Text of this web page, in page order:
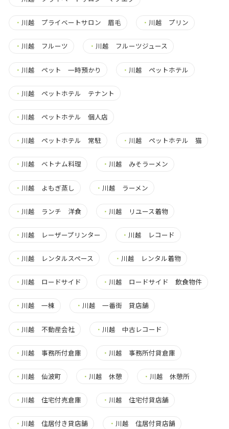
・ 川越 プライベートサロン 眉毛 ・ 川越 プリン
・ 川越 フルーツ ・ 川越 フルーツジュース
・ 川越 ペット 一時預かり ・ 川越 ペットホテル
・ 川越 ペットホテル テナント
・ 川越 ペットホテル 個人店
・ 川越 ペットホテル 常駐 ・ 川越 ペットホテル 猫
・ 川越 ベトナム料理 ・ 川越 みそラーメン
・ 川越 よもぎ蒸し ・ 川越 ラーメン
・ 川越 ランチ 洋食 ・ 川越 リユース着物
・ 川越 レーザープリンター ・ 川越 レコード
・ 川越 レンタルスペース ・ 川越 レンタル着物
・ 川越 ロードサイド ・ 川越 ロードサイド 飲食物件
・ 川越 一棟 ・ 川越 一番街 貸店舗
・ 川越 不動産会社 ・ 川越 中古レコード
・ 川越 事務所付倉庫 ・ 川越 事務所付貸倉庫
・ 川越 仙波町 ・ 川越 休憩 ・ 川越 休憩所
・ 川越 住宅付売倉庫 ・ 川越 住宅付貸店舗
・ 川越 住居付き貸店舗 ・ 川越 住居付貸店舗